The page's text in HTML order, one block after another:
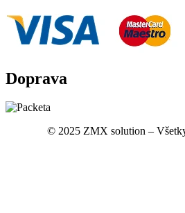
Doprava
© 2025 ZMX solution –